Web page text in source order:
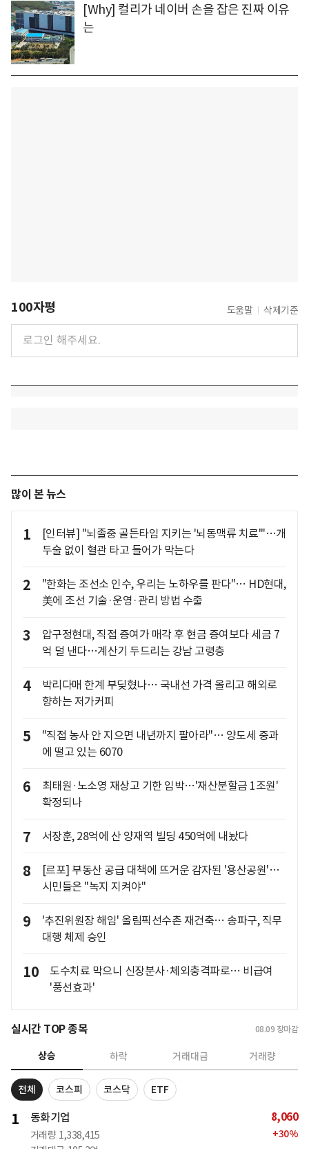
[Why] 컬리가 네이버 손을 잡은 진짜 이유
는
100자평 도움말 삭제기준
많이 본 뉴스
1
[인터뷰] "뇌졸중 골든타임 지키는 '뇌동맥류 치료'"…개
두술 없이 혈관 타고 들어가 막는다
2
"한화는 조선소 인수, 우리는 노하우를 판다"… HD현대,
美에 조선 기술·운영·관리 방법 수출
3
압구정현대, 직접 증여가 매각 후 현금 증여보다 세금 7
억 덜 낸다…계산기 두드리는 강남 고령층
4
박리다매 한계 부딪혔나… 국내선 가격 올리고 해외로
향하는 저가커피
5
"직접 농사 안 지으면 내년까지 팔아라"… 양도세 중과
에 떨고 있는 6070
6
최태원·노소영 재상고 기한 임박…'재산분할금 1조원'
확정되나
7 서장훈, 28억에 산 양재역 빌딩 450억에 내놨다
8
[르포] 부동산 공급 대책에 뜨거운 감자된 '용산공원'…
시민들은 "녹지 지켜야"
9
'추진위원장 해임' 올림픽선수촌 재건축… 송파구, 직무
대행 체제 승인
10
도수치료 막으니 신장분사·체외충격파로… 비급여
'풍선효과'
실시간 TOP 종목 08.09 장마감
상승 하락 거래대금 거래량
전체 코스피 코스닥 ETF
1 동화기업
거래량 1,338,415
8,060
+30%